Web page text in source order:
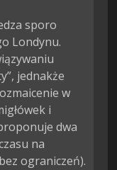
sporo
Londynu.
jednakże
w
i
dwa
na
ograniczeń).